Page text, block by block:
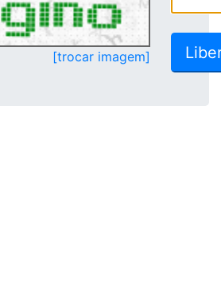
[trocar imagem]